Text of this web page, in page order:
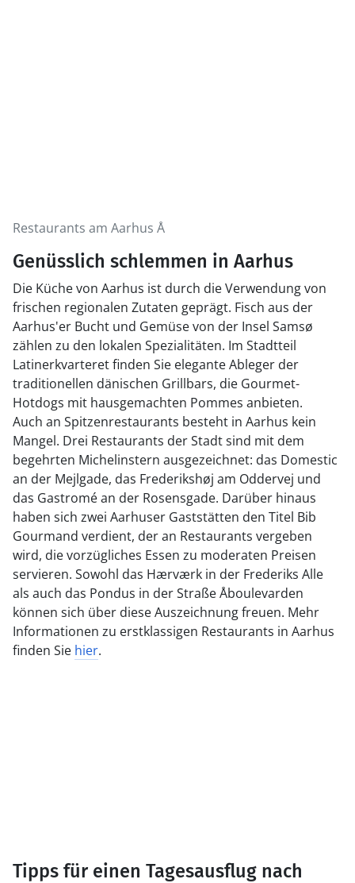
Restaurants am Aarhus Å
Genüsslich schlemmen in Aarhus
Die Küche von Aarhus ist durch die Verwendung von
frischen regionalen Zutaten geprägt. Fisch aus der
Aarhus'er Bucht und Gemüse von der Insel Samsø
zählen zu den lokalen Spezialitäten. Im Stadtteil
Latinerkvarteret finden Sie elegante Ableger der
traditionellen dänischen Grillbars, die Gourmet-
Hotdogs mit hausgemachten Pommes anbieten.
Auch an Spitzenrestaurants besteht in Aarhus kein
Mangel. Drei Restaurants der Stadt sind mit dem
begehrten Michelinstern ausgezeichnet: das Domestic
an der Mejlgade, das Frederikshøj am Oddervej und
das Gastromé an der Rosensgade. Darüber hinaus
haben sich zwei Aarhuser Gaststätten den Titel Bib
Gourmand verdient, der an Restaurants vergeben
wird, die vorzügliches Essen zu moderaten Preisen
servieren. Sowohl das Hærværk in der Frederiks Alle
als auch das Pondus in der Straße Åboulevarden
können sich über diese Auszeichnung freuen. Mehr
Informationen zu erstklassigen Restaurants in Aarhus
finden Sie hier.
Tipps für einen Tagesausflug nach